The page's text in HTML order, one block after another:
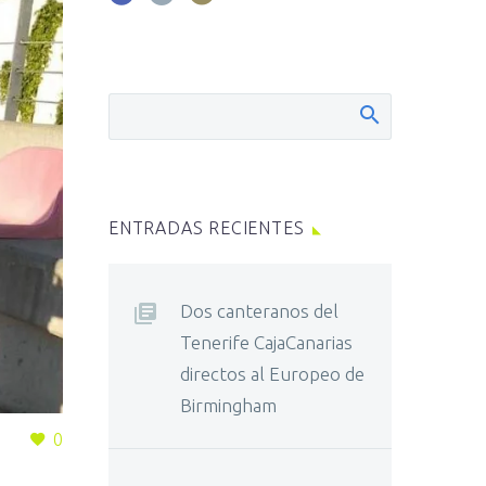
0
ENTRADAS RECIENTES
Dos canteranos del
Tenerife CajaCanarias
directos al Europeo de
Birmingham